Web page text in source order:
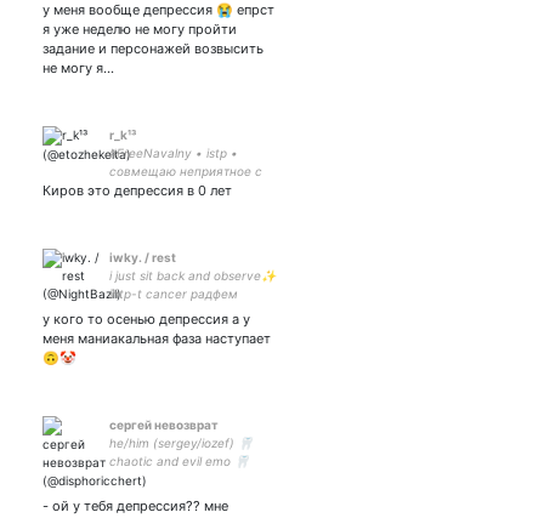
у меня вообще депрессия 😭 епрст
я уже неделю не могу пройти
задание и персонажей возвысить
не могу я…
r_k¹³
#FreeNavalny • istp •
совмещаю неприятное с
бесполезным • ⚽ #ЦВБП
Киров это депрессия в 0 лет
iwky. / rest
i just sit back and observe✨
intp-t cancer радфем
у кого то осенью депрессия а у
меня маниакальная фаза наступает
🙃🤡
сергей невозврат
he/him (sergey/iozef) 🦷
chaotic and evil emo 🦷
multifandom, mental ill queer
- ой у тебя депрессия?? мне